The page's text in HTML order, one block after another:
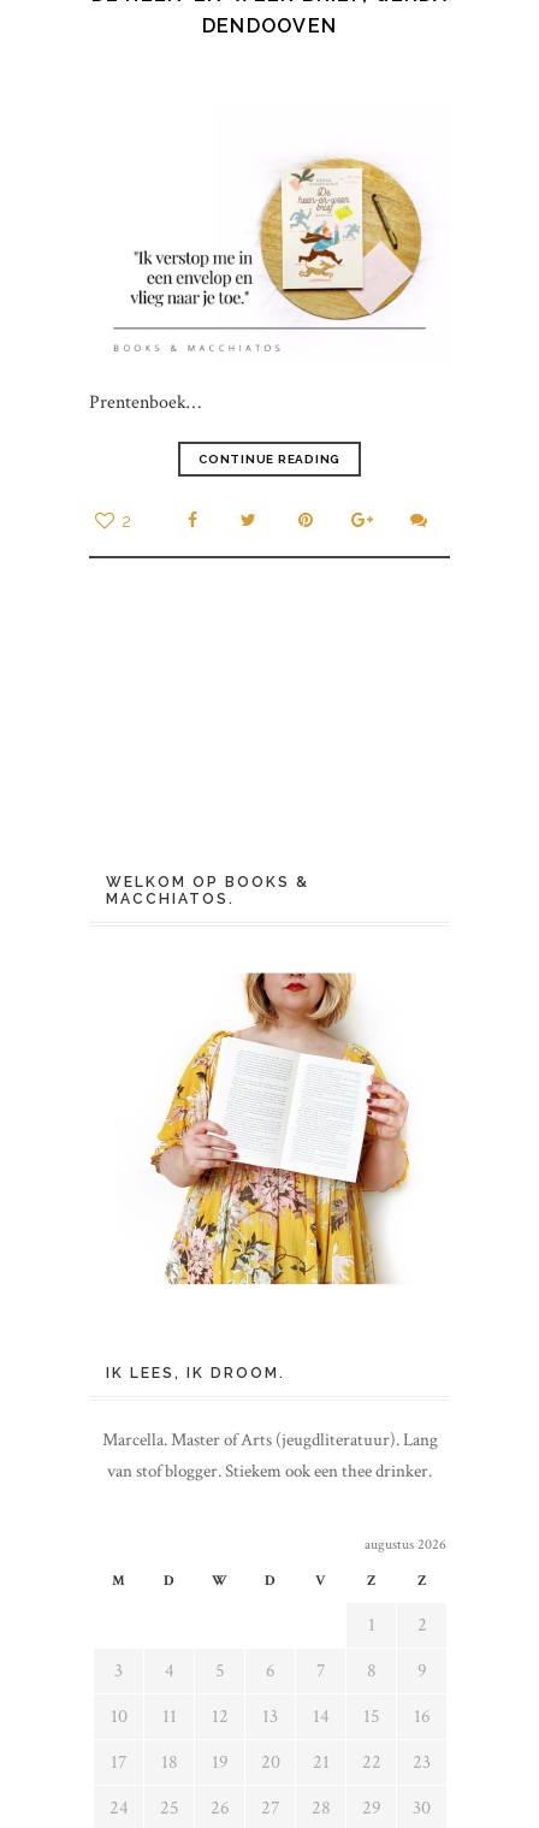
DENDOOVEN
Prentenboek…
CONTINUE READING
2
WELKOM OP BOOKS &
MACCHIATOS.
IK LEES, IK DROOM.
Marcella. Master of Arts (jeugdliteratuur). Lang
van stof blogger. Stiekem ook een thee drinker.
augustus 2026
M
D W D V Z Z
1
2
3
4 5 6 7 8
9
10
11 12 13 14 15
16
17
18 19 20 21 22
23
24
25 26 27 28 29 30